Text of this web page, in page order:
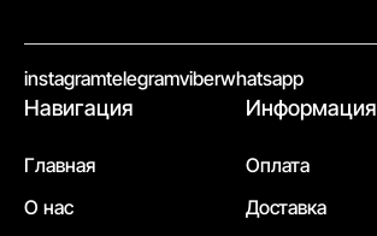
instagramtelegramviberwhatsapp
Навигация
Главная
О нас
Информация
Оплата
Доставка